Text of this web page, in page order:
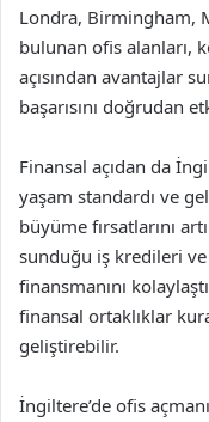
Londra, Birmingham,
bulunan ofis alanları,
açısından avantajlar
başarısını doğrudan
Finansal açıdan da
yaşam standardı ve
büyüme fırsatlarını
sunduğu iş kredileri
finansmanını
finansal ortaklıklar
geliştirebilir.
İngiltere’de ofis